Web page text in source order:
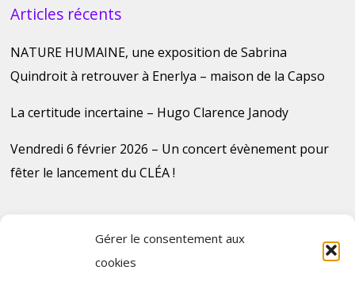
Gérer le consentement aux
cookies
Articles récents
NATURE HUMAINE, une exposition de Sabrina
Quindroit à retrouver à Enerlya – maison de la Capso
La certitude incertaine – Hugo Clarence Janody
Vendredi 6 février 2026 – Un concert évènement pour
fêter le lancement du CLÉA !